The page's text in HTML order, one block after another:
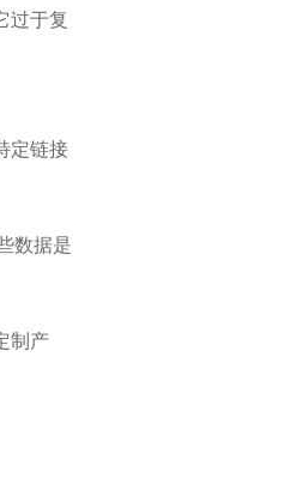
过于复
定链接
数据是
制产